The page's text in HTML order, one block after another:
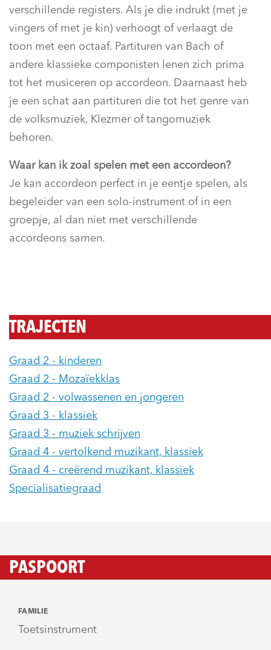
verschillende registers. Als je die indrukt (met je
vingers of met je kin) verhoogt of verlaagt de
toon met een octaaf. Partituren van Bach of
andere klassieke componisten lenen zich prima
tot het musiceren op accordeon. Daarnaast heb
je een schat aan partituren die tot het genre van
de volksmuziek, Klezmer of tangomuziek
behoren.
Waar kan ik zoal spelen met een accordeon?
Je kan accordeon perfect in je eentje spelen, als
begeleider van een solo-instrument of in een
groepje, al dan niet met verschillende
accordeons samen.
TRAJECTEN
Graad 2 - kinderen
Graad 2 - Mozaïekklas
Graad 2 - volwassenen en jongeren
Graad 3 - klassiek
Graad 3 - muziek schrijven
Graad 4 - vertolkend muzikant, klassiek
Graad 4 - creërend muzikant, klassiek
Specialisatiegraad
PASPOORT
FAMILIE
Toetsinstrument